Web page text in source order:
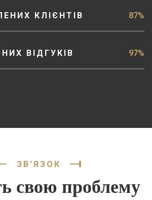
КЛІЄНТІВ 87%
ВІДГУКІВ 97%
ЗВ'ЯЗОК
свою проблему